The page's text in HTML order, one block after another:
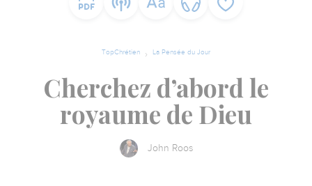
TopChrétien La Pensée du Jour
Cherchez d’abord le
royaume de Dieu
John Roos